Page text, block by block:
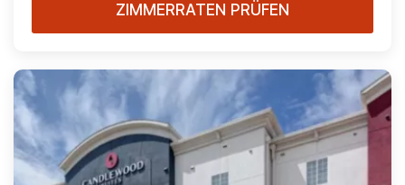
ZIMMERRATEN PRÜFEN